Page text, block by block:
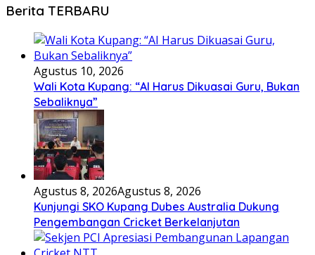
Berita TERBARU
Agustus 10, 2026
Wali Kota Kupang: “AI Harus Dikuasai Guru, Bukan
Sebaliknya”
Agustus 8, 2026Agustus 8, 2026
Kunjungi SKO Kupang Dubes Australia Dukung
Pengembangan Cricket Berkelanjutan